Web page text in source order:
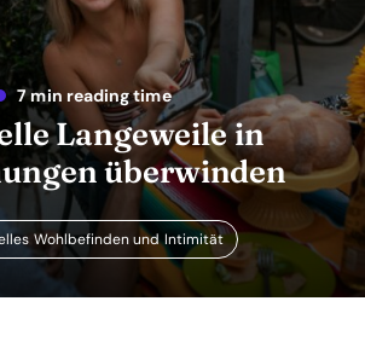
7 min reading time
Langeweile in
überwinden
Wohlbefinden und Intimität